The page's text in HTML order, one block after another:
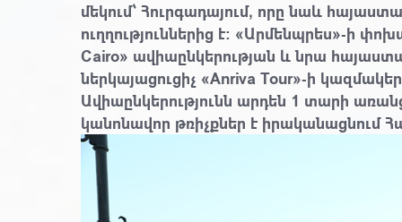
մեկում՝ Հուրգադայում, որը նաև
ուղղություններից է։ «Արմենպրես»-ի
Cairo» ավիաընկերության և նրա
ներկայացուցիչ «Anriva Tour»-ի
Ավիաընկերությունն արդեն 1 տարի
կանոնավոր թռիչքներ է իրականացնում